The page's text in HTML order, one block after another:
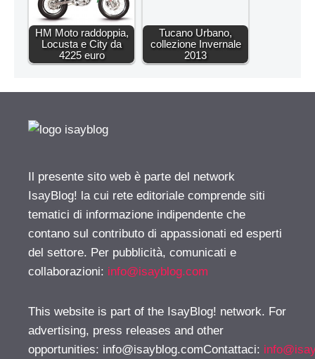
HM Moto raddoppia,
Locusta e City da
4225 euro
Tucano Urbano,
collezione Invernale
2013
Il presente sito web è parte del network
IsayBlog! la cui rete editoriale comprende siti
tematici di informazione indipendente che
contano sul contributo di appassionati ed esperti
del settore. Per pubblicità, comunicati e
collaborazioni: info@isayblog.com
This website is part of the IsayBlog! network. For
advertising, press releases and other
opportunities: info@isayblog.comContattaci: